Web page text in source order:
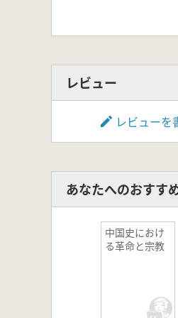
レビュー
レビューを
あなたへのおすす
中国史におけ
る革命と宗教